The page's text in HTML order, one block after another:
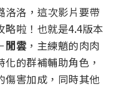
洛，這次影片要帶
略啦！也就是4.4版本
閒雲 ，主練魈的肉肉
的群補輔助角色，
傷害加成，同時其他